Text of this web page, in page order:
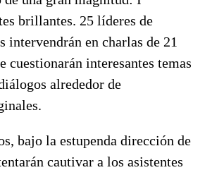
brillantes. 25 líderes de
intervendrán en charlas de 21
cuestionarán interesantes temas
alrededor de
bajo la estupenda dirección de
cautivar a los asistentes